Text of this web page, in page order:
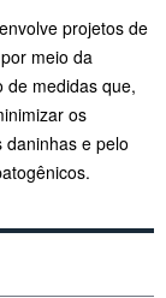
projetos de
meio da
de medidas que,
os
e pelo